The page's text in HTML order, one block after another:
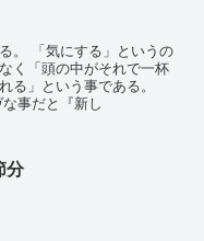
。 「気にする」というの
く「頭の中がそれで一杯
る」という事である。
事だと『新し
分